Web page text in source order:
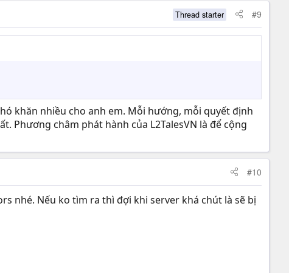
Thread starter #9
khăn nhiều cho anh em. Mỗi hướng, mỗi quyết định
Phương châm phát hành của L2TalesVN là để cộng
#10
nhé. Nếu ko tìm ra thì đợi khi server khá chút là sẽ bị